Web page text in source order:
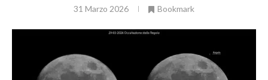
31 Marzo 2026 Bookmark